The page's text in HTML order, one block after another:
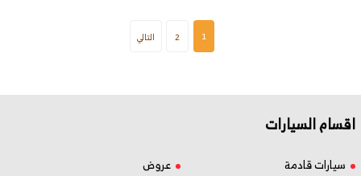
1
2 التالي
اقسام السيارات
سيارات قادمة
عروض